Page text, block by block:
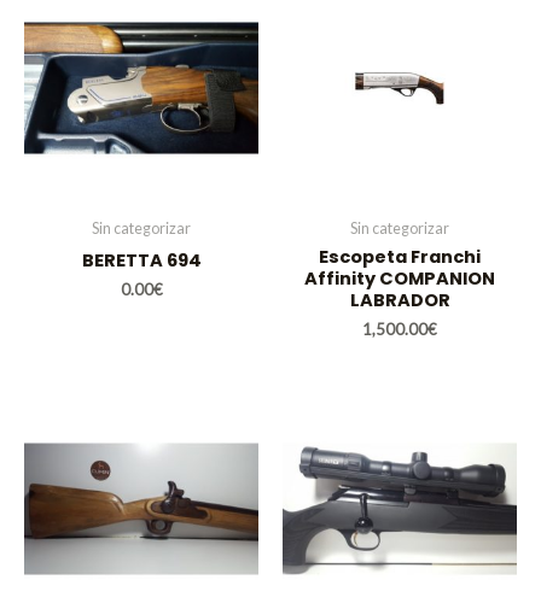
Sin categorizar
BERETTA 694
0.00€
Sin categorizar
Escopeta Franchi
Affinity COMPANION
LABRADOR
1,500.00€